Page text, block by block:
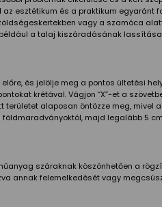
esztétikum és a praktikum egyaránt
vagy a szamóca
a talaj kiszáradásának
és jelölje meg a pontos ültetési
krétával. Vágjon “X”-et a
alaposan öntözze meg, mivel
majd legalább 5
száraknak köszönhetően a
annak felemelkedését vagy